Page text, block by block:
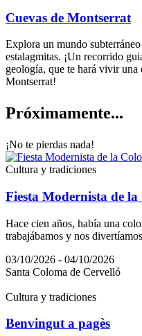
Cuevas de Montserrat
Explora un mundo
estalagmitas. ¡Un recorrido
geología, que te hará vivir una
Montserrat!
Próximamente...
¡No te pierdas nada!
Cultura y tradiciones
Fiesta Modernista de
Hace cien años, había una
trabajábamos y nos
03/10/2026 - 04/10/2026
Santa Coloma de Cervelló
Cultura y tradiciones
Benvingut a pagès